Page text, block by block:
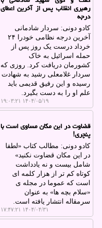
رهبری انقلاب پس از آخرین اعطای
درجه
کادو دونی: سردار شادمانی
آخرین درجه نظامی خودرا ۲۴
خرداد درست یک روز پس از
حمله اسرائیل به خاک
کشورمان دریافت کرد. روزی که
سردار غلامعلی رشید به شهادت
رسیده و این رفیق قدیمی باید
علم او را به دست بگیرد.
۱۴۰۴/۰۵/۱۹ ۱۹:۰۳:۲۱
قضاوت در این مکان مساوی است با
پنچری!
کادو دونی: مطالب کتاب «لطفا
در این مکان قضاوت نکنید»
شامل بیست و نه یادداشت
کوتاه کم تر از هزار کلمه ای
است که عموما در مجله ی
«سلام بچه ها» به عنوان
سرمقاله انتشار یافته است.
۱۴۰۴/۰۴/۳۱ ۱۷:۴۷:۲۱